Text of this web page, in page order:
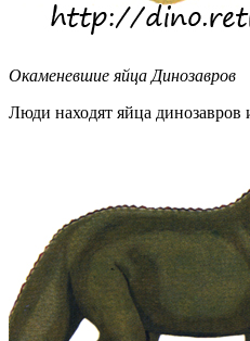
Окаменевшие яйца Динозавров
Люди находят яйца динозавров